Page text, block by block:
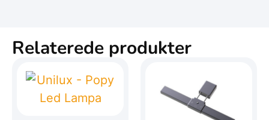
Relaterede produkter